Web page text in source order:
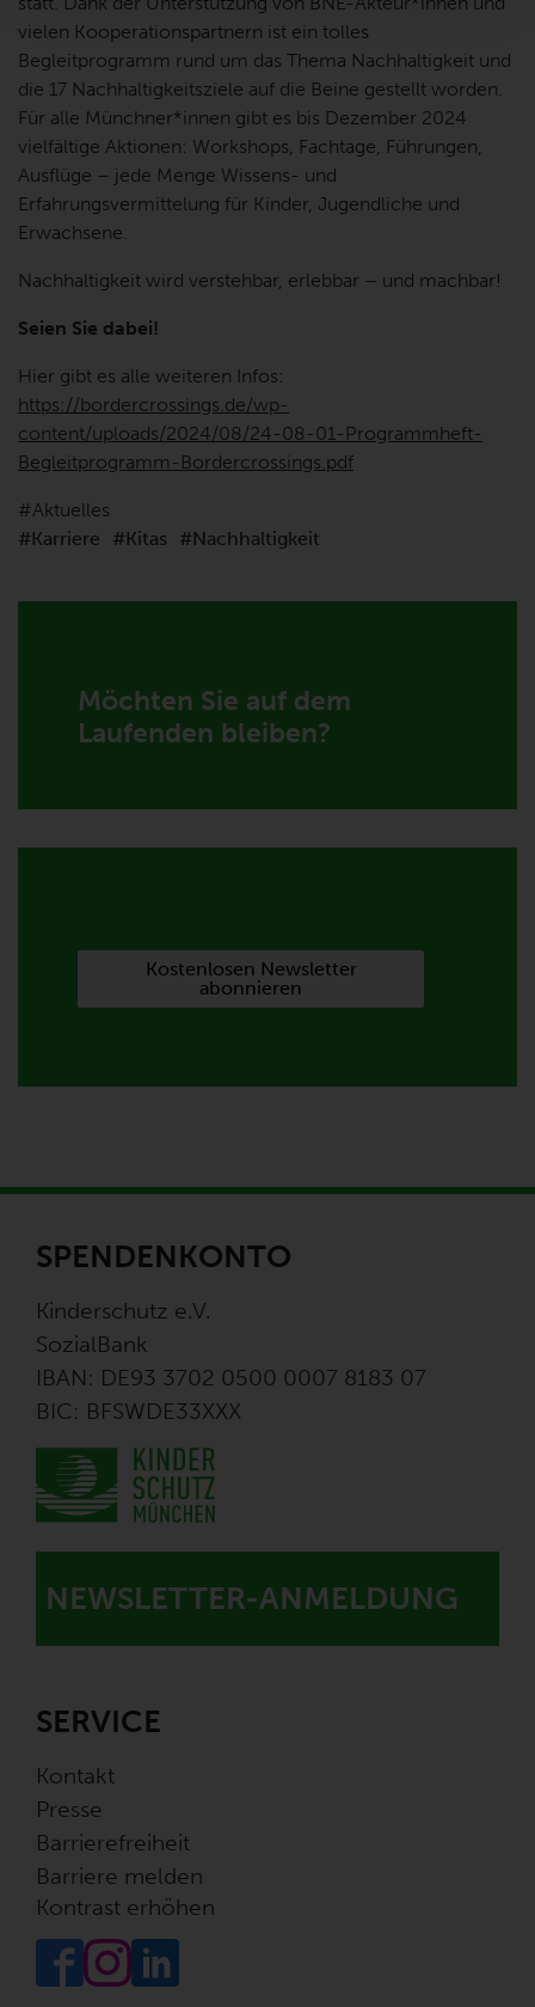
vielen Kooperationspartnern ist ein tolles
Begleitprogramm rund um das Thema Nachhaltigkeit und
die 17 Nachhaltigkeitsziele auf die Beine gestellt worden.
Für alle Münchner*innen gibt es bis Dezember 2024
vielfältige Aktionen: Workshops, Fachtage, Führungen,
Ausflüge – jede Menge Wissens- und
Erfahrungsvermittelung für Kinder, Jugendliche und
Erwachsene.
Nachhaltigkeit wird verstehbar, erlebbar – und machbar!
Seien Sie dabei!
Hier gibt es alle weiteren Infos:
https://bordercrossings.de/wp-
content/uploads/2024/08/24-08-01-Programmheft-
Begleitprogramm-Bordercrossings.pdf
Aktuelles
Karriere
Kitas Nachhaltigkeit
Möchten Sie auf dem
Laufenden bleiben?
Kostenlosen Newsletter
abonnieren
SPENDENKONTO
Kinderschutz e.V.
SozialBank
IBAN: DE93 3702 0500 0007 8183 07
BIC: BFSWDE33XXX
NEWSLETTER-ANMELDUNG
SERVICE
Kontakt
Presse
Barrierefreiheit
Barriere melden
Kontrast erhöhen